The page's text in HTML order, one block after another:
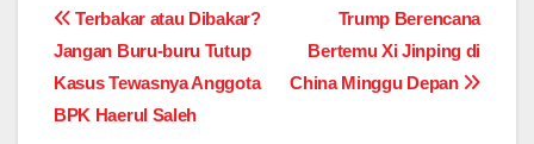
Post
navigation
Trump Berencana
Bertemu Xi Jinping di
China Minggu Depan
Terbakar atau Dibakar?
Jangan Buru-buru Tutup
Kasus Tewasnya Anggota
BPK Haerul Saleh